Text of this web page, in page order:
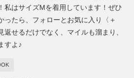
私はサイズMを着用しています！ぜひ
ったら、フォローとお気に入り〈＋
せるだけでなく、マイルも溜まり、
すよ♪